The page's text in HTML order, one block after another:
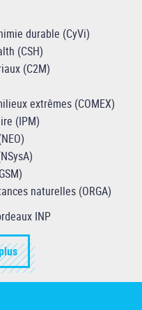
durable (CyVi)
(CSH)
(C2M)
extrêmes (COMEX)
(IPM)
naturelles (ORGA)
INP